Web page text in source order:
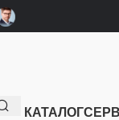
КАТАЛОГ